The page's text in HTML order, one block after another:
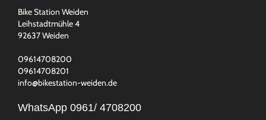
Bike Station Weiden
Leihstadtmühle 4
92637 Weiden
09614708200
09614708201
info@bikestation-weiden.de
WhatsApp 0961/ 4708200